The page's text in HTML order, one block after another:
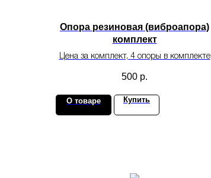
Опора резиновая (виброапора)
комплект
Цена за комплект, 4 опоры в комплекте
500 р.
О товаре Купить